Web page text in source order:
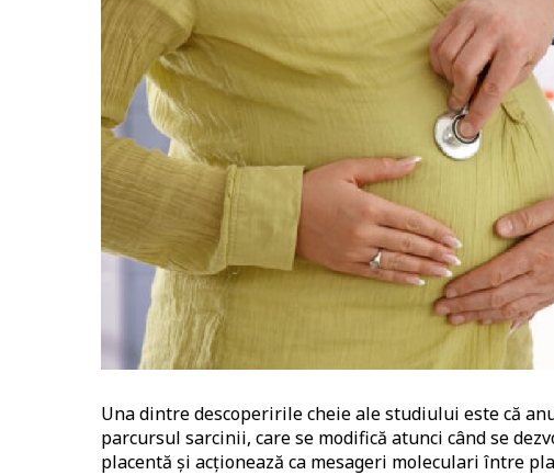
Una dintre descoperirile cheie ale studiului este că
parcursul sarcinii, care se modifică atunci când se
placentă și acționează ca mesageri moleculari între